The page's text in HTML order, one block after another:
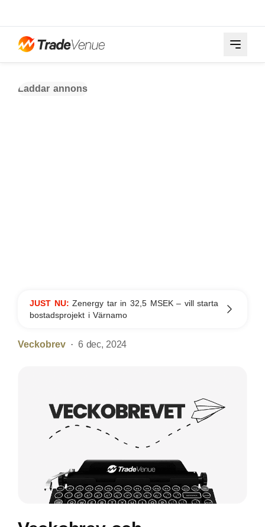
Laddar annons
JUST NU:Zenergy tar in 32,5 MSEK – vill starta
bostadsprojekt i Värnamo
Veckobrev 6 dec, 2024